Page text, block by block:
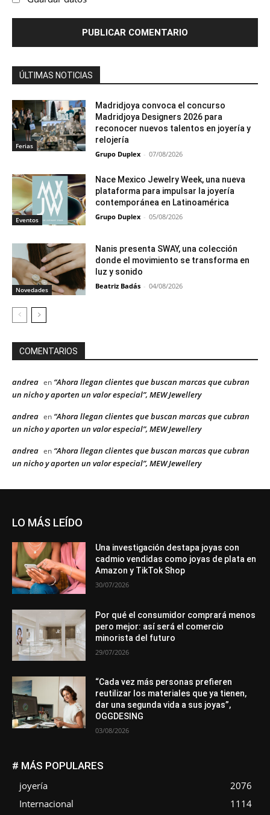
ÚLTIMAS NOTICIAS
Ferias
Madridjoya convoca el concurso
Madridjoya Designers 2026 para
reconocer nuevos talentos en joyería y
relojería
Grupo Duplex - 07/08/2026
Eventos
Nace Mexico Jewelry Week, una nueva
plataforma para impulsar la joyería
contemporánea en Latinoamérica
Grupo Duplex - 05/08/2026
Novedades
Nanis presenta SWAY, una colección
donde el movimiento se transforma en
luz y sonido
Beatriz Badás - 04/08/2026
COMENTARIOS
andrea en “Ahora llegan clientes que buscan marcas que cubran
un nicho y aporten un valor especial”, MEW Jewellery
andrea en “Ahora llegan clientes que buscan marcas que cubran
un nicho y aporten un valor especial”, MEW Jewellery
andrea en “Ahora llegan clientes que buscan marcas que cubran
un nicho y aporten un valor especial”, MEW Jewellery
LO MÁS LEÍDO
Una investigación destapa joyas con
cadmio vendidas como joyas de plata en
Amazon y TikTok Shop
30/07/2026
Por qué el consumidor comprará menos
pero mejor: así será el comercio
minorista del futuro
29/07/2026
“Cada vez más personas prefieren
reutilizar los materiales que ya tienen,
dar una segunda vida a sus joyas”,
OGGDESING
03/08/2026
# MÁS POPULARES
joyería
2076
Internacional
1114